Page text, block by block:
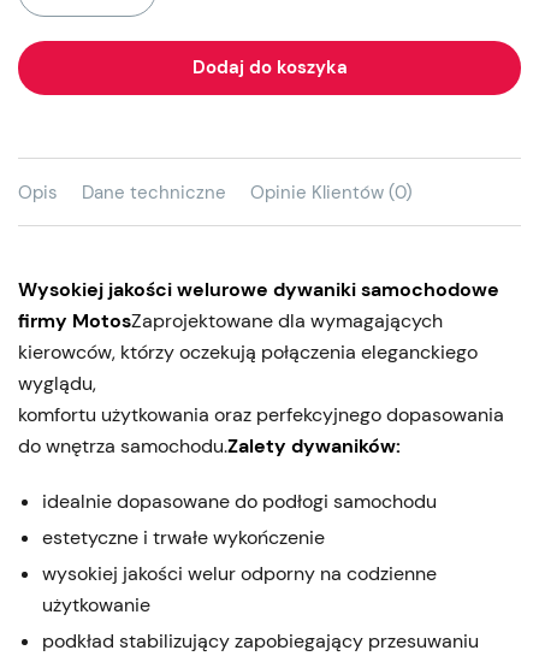
Dodaj do koszyka
Opis Dane techniczne Opinie Klientów (0)
Wysokiej jakości welurowe dywaniki samochodowe
firmy MotosZaprojektowane dla wymagających
kierowców, którzy oczekują połączenia eleganckiego
wyglądu,
komfortu użytkowania oraz perfekcyjnego dopasowania
do wnętrza samochodu.Zalety dywaników:
idealnie dopasowane do podłogi samochodu
estetyczne i trwałe wykończenie
wysokiej jakości welur odporny na codzienne
użytkowanie
podkład stabilizujący zapobiegający przesuwaniu